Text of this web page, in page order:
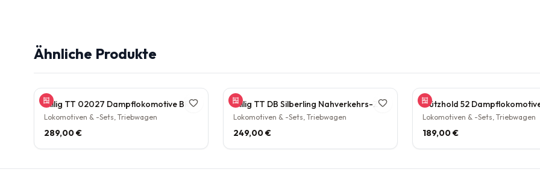
Ähnliche Produkte
Tillig TT 02027 Dampflokomotive BR 38.10 der DB Epoche III Personenzuglok Schlepptender rarität
Lokomotiven & -Sets, Triebwagen
289,00 €
Tillig TT DB Silberling Nahverkehrs-Zugset 4-teilig Steuerwagen Hasenkasten Köln HBF Epoche IV rarität
Lokomotiven & -Sets, Triebwagen
249,00 €
Lokomotiven & -Sets, Triebwagen
189,00 €